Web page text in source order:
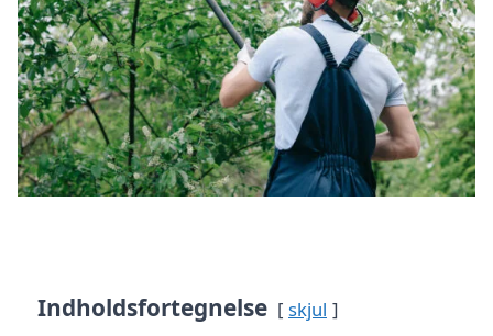
Indholdsfortegnelse skjul